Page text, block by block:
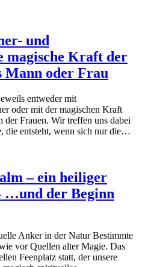
und
magische Kraft der
Mann oder Frau
entweder mit
oder mit der magischen Kraft
der Frauen. Wir treffen uns dabei
die entsteht, wenn sich nur die…
– ein heiliger
…und der Beginn
Anker in der Natur Bestimmte
vor Quellen alter Magie. Das
Feenplatz statt, der unsere